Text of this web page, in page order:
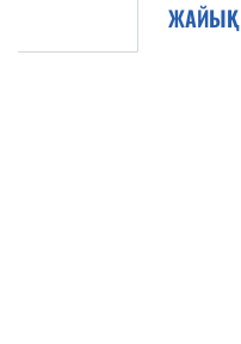
ЖАЙЫҚ